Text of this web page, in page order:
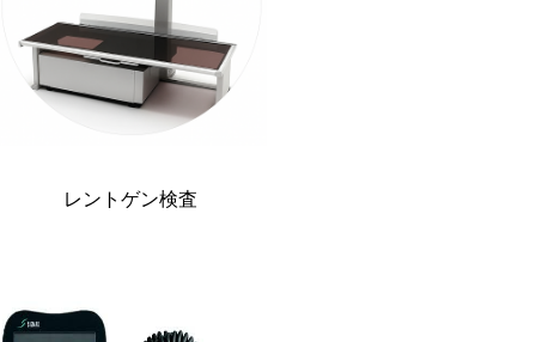
レントゲン検査